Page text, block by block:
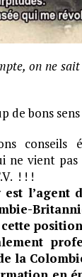
on ne
de bons
conseils
ne vient
! ! !
l’agent
la